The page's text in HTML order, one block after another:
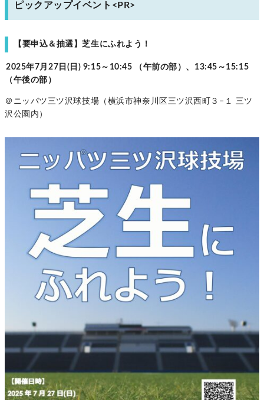
ピックアップイベント<PR>
【要申込＆抽選】芝生にふれよう！
2025年7月27日(日) 9:15～10:45 （午前の部）、13:45～15:15
（午後の部）
＠ニッパツ三ツ沢球技場（横浜市神奈川区三ツ沢西町３−１ 三ツ
沢公園内）